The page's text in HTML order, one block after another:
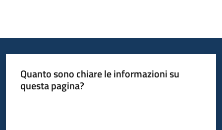
Quanto sono chiare le informazioni su
questa pagina?